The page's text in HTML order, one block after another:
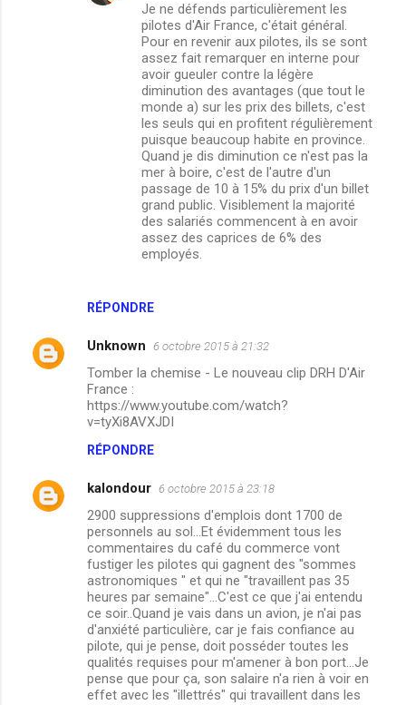
RÉPONDRE
Je ne défends particulièrement les
pilotes d'Air France, c'était général.
Pour en revenir aux pilotes, ils se sont
assez fait remarquer en interne pour
avoir gueuler contre la légère
diminution des avantages (que tout le
monde a) sur les prix des billets, c'est
les seuls qui en profitent régulièrement
puisque beaucoup habite en province.
Quand je dis diminution ce n'est pas la
mer à boire, c'est de l'autre d'un
passage de 10 à 15% du prix d'un billet
grand public. Visiblement la majorité
des salariés commencent à en avoir
assez des caprices de 6% des
employés.
Unknown 6 octobre 2015 à 21:32
Tomber la chemise - Le nouveau clip DRH D'Air
France :
https://www.youtube.com/watch?
v=tyXi8AVXJDI
RÉPONDRE
kalondour 6 octobre 2015 à 23:18
2900 suppressions d'emplois dont 1700 de
personnels au sol...Et évidemment tous les
commentaires du café du commerce vont
fustiger les pilotes qui gagnent des "sommes
astronomiques " et qui ne "travaillent pas 35
heures par semaine"...C'est ce que j'ai entendu
ce soir..Quand je vais dans un avion, je n'ai pas
d'anxiété particulière, car je fais confiance au
pilote, qui je pense, doit posséder toutes les
qualités requises pour m'amener à bon port...Je
pense que pour ça, son salaire n'a rien à voir en
effet avec les "illettrés" qui travaillent dans les